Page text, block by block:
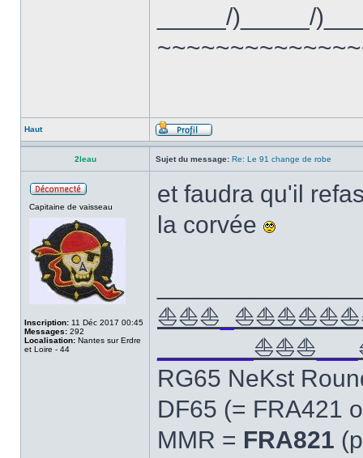
_____/)_____/
Haut
2leau Sujet du message: Re: Le 91 change de robe
Capitaine de vaisseau
Inscription: 11 Déc 2017 00:45
Messages: 292
Localisation: Nantes sur Erdre
et Loire - 44
et faudra qu'il
la corvée
⛵⛵⛵
⛵⛵⛵
RG65 NeKst
DF65 (= FRA421
MMR = FRA821